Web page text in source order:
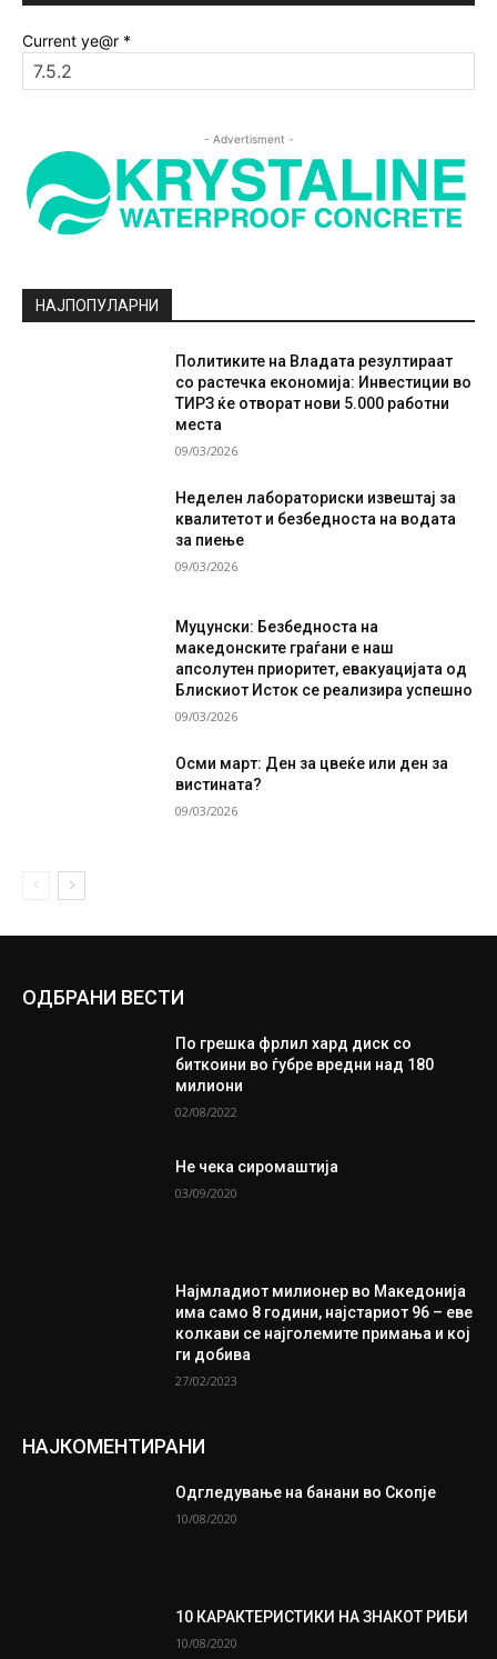
Current ye@r *
- Advertisment -
НАЈПОПУЛАРНИ
Политиките на Владата резултираат
со растечка економија: Инвестиции во
ТИРЗ ќе отворат нови 5.000 работни
места
09/03/2026
Неделен лабораториски извештај за
квалитетот и безбедноста на водата
за пиење
09/03/2026
Муцунски: Безбедноста на
македонските граѓани е наш
апсолутен приоритет, евакуацијата од
Блискиот Исток се реализира успешно
09/03/2026
Осми март: Ден за цвеќе или ден за
вистината?
09/03/2026
ОДБРАНИ ВЕСТИ
По грешка фрлил хард диск со
биткоини во ѓубре вредни над 180
милиони
02/08/2022
Не чека сиромаштија
03/09/2020
Најмладиот милионер во Македонија
има само 8 години, најстариот 96 – еве
колкави се најголемите примања и кој
ги добива
27/02/2023
НАЈКОМЕНТИРАНИ
Одгледување на банани во Скопје
10/08/2020
10 КАРАКТЕРИСТИКИ НА ЗНАКОТ РИБИ
10/08/2020